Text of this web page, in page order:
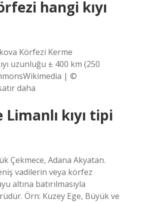
hangi kıyı
Körfezi Kerme
uzunluğu ± 400 km (250
| ©
daha
Limanlı kıyı tipi
Çekmece, Adana Akyatan.
vadilerin veya körfez
altına batırılmasıyla
Örn: Kuzey Ege, Büyük ve